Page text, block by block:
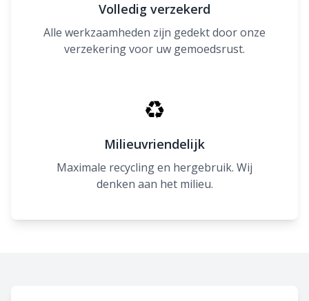
Volledig verzekerd
Alle werkzaamheden zijn gedekt door onze
verzekering voor uw gemoedsrust.
♻
Milieuvriendelijk
Maximale recycling en hergebruik. Wij
denken aan het milieu.